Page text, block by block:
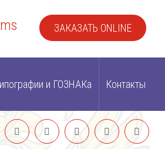
ЗАКАЗАТЬ ONLINE
и ГОЗНАКа Контакты